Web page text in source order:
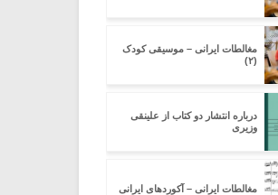
مغالطات ایرانی – موسیقی کودک
(۲)
درباره انتشار دو کتاب از علینقی
وزیری
مغالطات ایرانی – آکوردهای ایرانی